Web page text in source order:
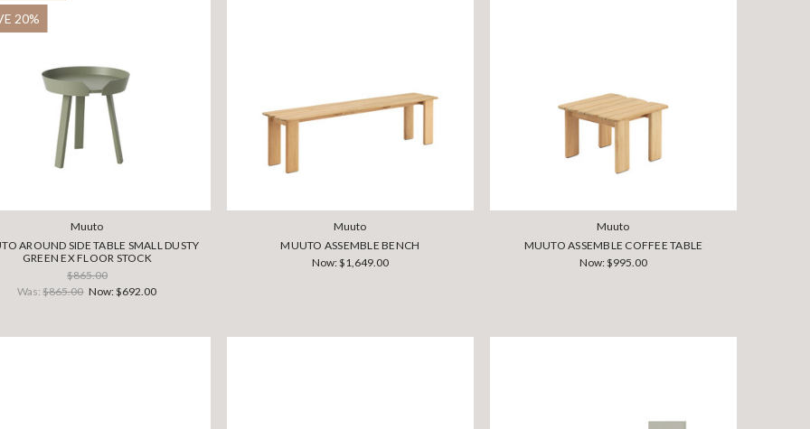
20%
Muuto
AROUND SIDE TABLE SMALL DUSTY
GREEN EX FLOOR STOCK
$865.00
Was: $865.00 Now:$692.00
Muuto
MUUTO ASSEMBLE BENCH
Now:$1,649.00
Muuto
MUUTO ASSEMBLE COFFEE TABLE
Now:$995.00